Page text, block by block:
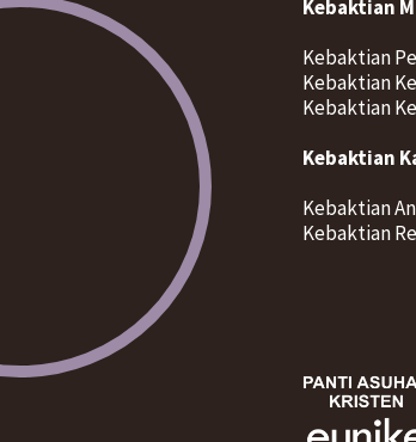
Kebaktian
Kebaktian
Kebaktian
Kebaktian
Kebaktian
Kebaktian
Kebaktian